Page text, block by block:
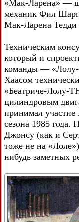
«Мак-Ларена» —
механик Фил
Мак-Ларена
Техническим
который и
команды —
Хаасом
«Беатриче-Лолу-
цилиндровым
принимал участие
сезона 1985
Джонсу (как и
тоже не на
нибудь заметных